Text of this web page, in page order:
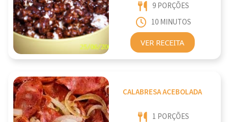
9 PORÇÕES
10 MINUTOS
VER RECEITA
CALABRESA ACEBOLADA
1 PORÇÕES